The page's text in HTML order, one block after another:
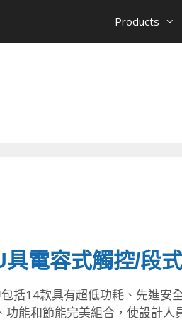
Products
電容式觸控/段
括14款具有超低功耗、 先進安
能和節能完美組合， 使設計人